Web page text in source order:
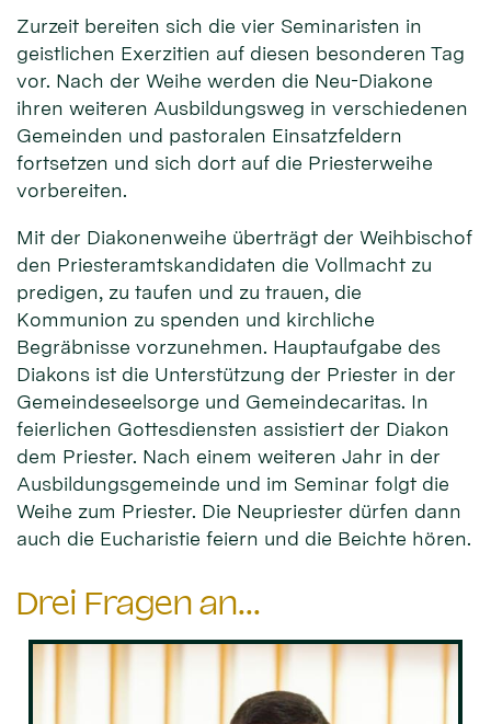
Zurzeit bereiten sich die vier Seminaristen in
geistlichen Exerzitien auf diesen besonderen Tag
vor. Nach der Weihe werden die Neu-Diakone
ihren weiteren Ausbildungsweg in verschiedenen
Gemeinden und pastoralen Einsatzfeldern
fortsetzen und sich dort auf die Priesterweihe
vorbereiten.
Mit der Diakonenweihe überträgt der Weihbischof
den Priesteramtskandidaten die Vollmacht zu
predigen, zu taufen und zu trauen, die
Kommunion zu spenden und kirchliche
Begräbnisse vorzunehmen. Hauptaufgabe des
Diakons ist die Unterstützung der Priester in der
Gemeindeseelsorge und Gemeindecaritas. In
feierlichen Gottesdiensten assistiert der Diakon
dem Priester. Nach einem weiteren Jahr in der
Ausbildungsgemeinde und im Seminar folgt die
Weihe zum Priester. Die Neupriester dürfen dann
auch die Eucharistie feiern und die Beichte hören.
Drei Fragen an...